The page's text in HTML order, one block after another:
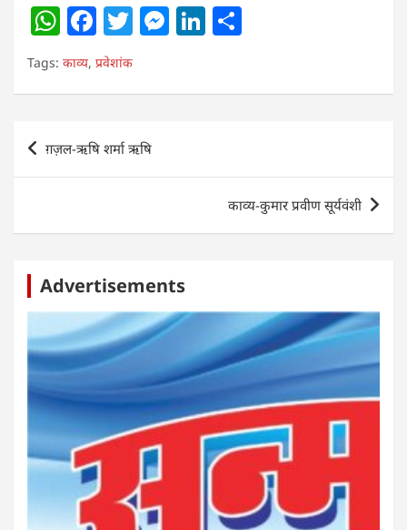
W
h
at
s
A
p
F
a
c
e
b
o
k
T
er
M
e
g
Li
e
n
e
Tags: काव्य, प्रवेशांक
Post
navigation
ग़ज़ल-ऋषि शर्मा ऋषि
काव्य-कुमार प्रवीण सूर्यवंशी
Advertisements